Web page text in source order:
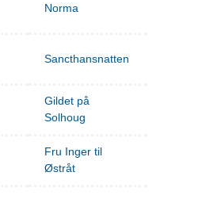
Norma
Sancthansnatten
Gildet på
Solhoug
Fru Inger til
Østråt